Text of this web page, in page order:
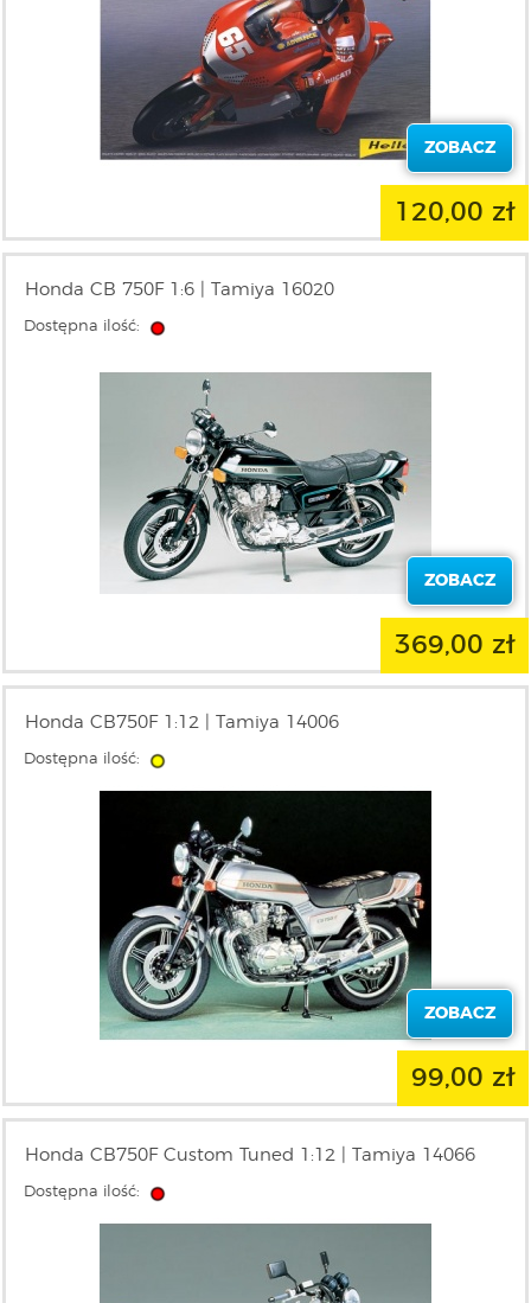
ZOBACZ
120,00 zł
Honda CB 750F 1:6 | Tamiya 16020
Dostępna ilość:
ZOBACZ
369,00 zł
Honda CB750F 1:12 | Tamiya 14006
Dostępna ilość:
ZOBACZ
99,00 zł
Honda CB750F Custom Tuned 1:12 | Tamiya 14066
Dostępna ilość: